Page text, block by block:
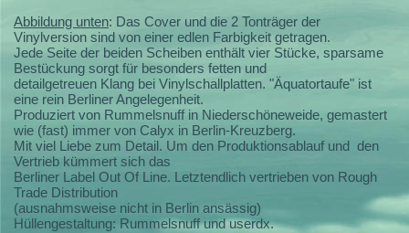
Abbildung unten: Das Cover und die 2 Tonträger der
Vinylversion sind von einer edlen Farbigkeit getragen.
Jede Seite der beiden Scheiben enthält vier Stücke, sparsame
Bestückung sorgt für besonders fetten und
detailgetreuen Klang bei Vinylschallplatten. "Äquatortaufe" ist
eine rein Berliner Angelegenheit.
Produziert von Rummelsnuff in Niederschöneweide, gemastert
wie (fast) immer von Calyx in Berlin-Kreuzberg.
Mit viel Liebe zum Detail. Um den Produktionsablauf und den
Vertrieb kümmert sich das
Berliner Label Out Of Line. Letztendlich vertrieben von Rough
Trade Distribution
(ausnahmsweise nicht in Berlin ansässig)
Hüllengestaltung: Rummelsnuff und userdx.